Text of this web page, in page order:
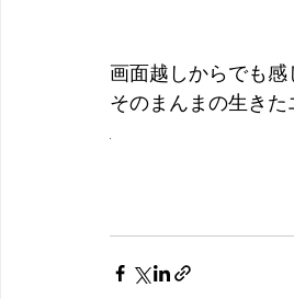
画面越しからでも
そのまんまの生き
.